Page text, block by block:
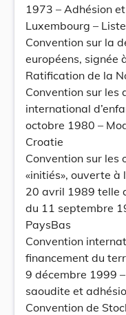
1973 – Adhésion
Luxembourg –
Convention sur la
européens, signée
Ratification de la
Convention sur les
international
octobre 1980 –
Croatie
Convention sur les
«initiés», ouverte
20 avril 1989 telle
du 11 septembre
PaysBas
Convention
financement du
9 décembre 1999
saoudite et
Convention de